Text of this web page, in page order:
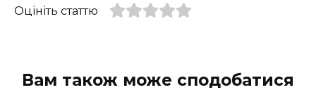
Оцініть статтю
Вам також може сподобатися